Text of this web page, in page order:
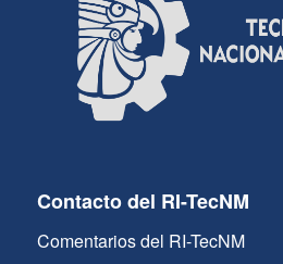
Contacto del RI-TecNM
Comentarios del RI-TecNM